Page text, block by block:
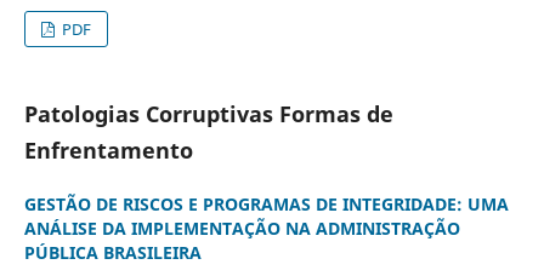
PDF
Patologias Corruptivas Formas de
Enfrentamento
GESTÃO DE RISCOS E PROGRAMAS DE INTEGRIDADE: UMA
ANÁLISE DA IMPLEMENTAÇÃO NA ADMINISTRAÇÃO
PÚBLICA BRASILEIRA